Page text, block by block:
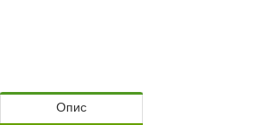
Опис